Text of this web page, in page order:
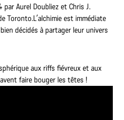
Aurel Doubliez et Chris J.
Toronto.L’alchimie est immédiate
décidés à partager leur univers
aux riffs fiévreux et aux
faire bouger les têtes !